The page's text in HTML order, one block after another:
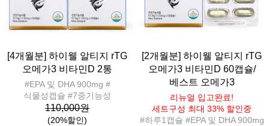
[4개월분] 하이웰 알티지 rTG
오메가3 비타민D 2통
#EPA 및 DHA 900mg #
식물성캡슐 #7중기능성
110,000원
(20%할인)
[2개월분] 하이웰 알티지 rTG
오메가3 비타민D 60캡슐/
베스트 오메가3
리뉴얼 입고완료!
세트구성 최대 33% 할인중
#하루1캡슐 #EPA 및 DHA 900mg